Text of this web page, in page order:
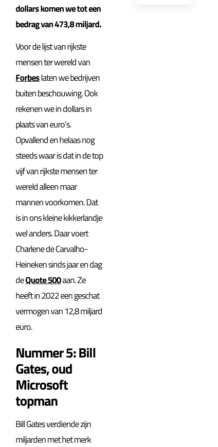
dollars komen we tot een
bedrag van 473,8 miljard.
Voor de lijst van rijkste
mensen ter wereld van
Forbeslaten we bedrijven
buiten beschouwing. Ook
rekenen we in dollars in
plaats van euro’s.
Opvallend en helaas nog
steeds waar is dat in de top
vijf van rijkste mensen ter
wereld alleen maar
mannen voorkomen. Dat
is in ons kleine kikkerlandje
wel anders. Daar voert
Charlene de Carvalho-
Heinekensinds jaar en dag
deQuote 500aan. Ze
heeft in 2022 een geschat
vermogen van 12,8 miljard
euro.
Nummer 5: Bill
Gates, oud
Microsoft
topman
Bill Gates verdiende zijn
miljarden met het merk